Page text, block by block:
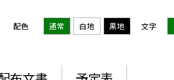
配色 通常 白地 黒地 文字